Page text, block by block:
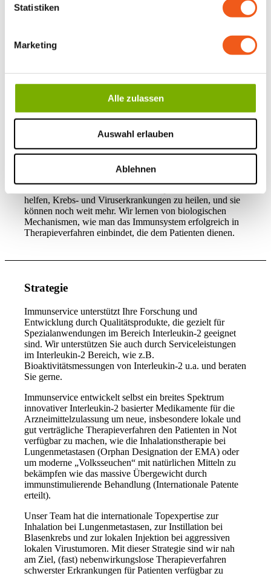
Statistiken
Marketing
Alle zulassen
Auswahl erlauben
Ablehnen
Interleukin-2 ist ein natürliches Immunhormon und ist die
Basis für unsere modernen Arzneimittel, Impfstoffe und
Entwicklungen steht die
immunologische Abwehrkraft.
u.a. als „natürliche Killerzellen“ diese schädlichen Zellen
zu töten. Man kann das Immunhormon als Therapie
geben, man kann die aktivierten Zellen als Arzneimittel
verabreichen und man kann Impfstoffe damit verbessern.
Wichtig ist es eine gute Verträglichkeit zu sichern, die
entscheidend davon abhängt, wie das Arzneimittel
gegeben wird. Immunservice hat umfangreiche
Erfahrungen zu genau solchen gut verträglicher
helfen, Krebs- und Viruserkrankungen zu heilen, und sie
können noch weit mehr. Wir lernen von biologischen
Mechanismen, wie man das Immunsystem erfolgreich in
Therapieverfahren einbindet, die dem Patienten dienen.
Strategie
Immunservice unterstützt Ihre Forschung und
Entwicklung durch Qualitätsprodukte, die gezielt für
Spezialanwendungen im Bereich Interleukin-2 geeignet
sind. Wir unterstützen Sie auch durch Serviceleistungen
im Interleukin-2 Bereich, wie z.B.
Bioaktivitätsmessungen von Interleukin-2 u.a. und beraten
Sie gerne.
Immunservice entwickelt selbst ein breites Spektrum
innovativer Interleukin-2 basierter Medikamente für die
Arzneimittelzulassung um neue, insbesondere lokale und
gut verträgliche Therapieverfahren den Patienten in Not
verfügbar zu machen, wie die Inhalationstherapie bei
Lungenmetastasen (Orphan Designation der EMA) oder
um moderne „Volksseuchen“ mit natürlichen Mitteln zu
bekämpfen wie das massive Übergewicht durch
immunstimulierende Behandlung (Internationale Patente
erteilt).
Unser Team hat die internationale Topexpertise zur
Inhalation bei Lungenmetastasen, zur Instillation bei
Blasenkrebs und zur lokalen Injektion bei aggressiven
lokalen Virustumoren. Mit dieser Strategie sind wir nah
am Ziel, (fast) nebenwirkungslose Therapieverfahren
schwerster Erkrankungen für Patienten verfügbar zu